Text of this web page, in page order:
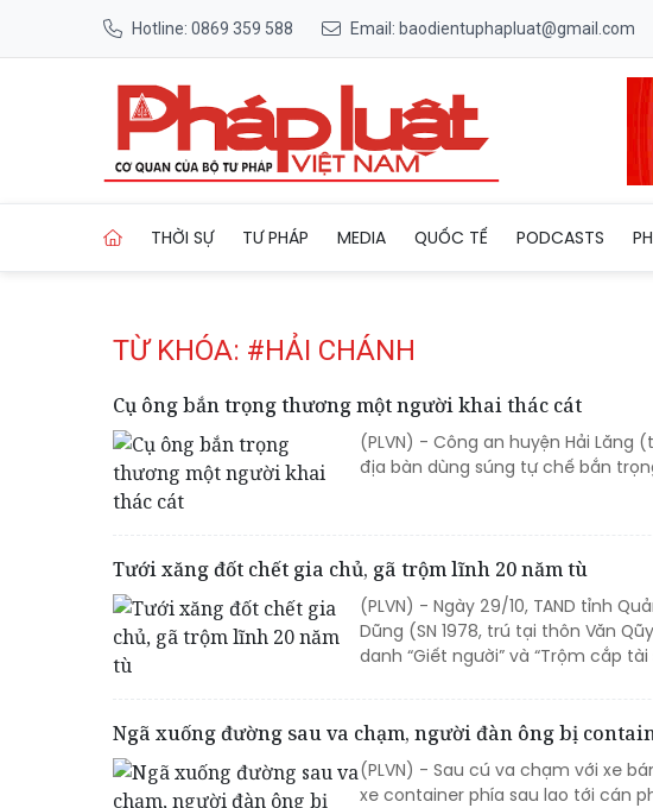
Hotline: 0869 359 588 Email: baodientuphapluat@gmail.com
THỜI SỰ TƯ PHÁP MEDIA QUỐC TẾ PODCASTS
TỪ KHÓA: #HẢI CHÁNH
Cụ ông bắn trọng thương một người khai thác cát
(PLVN) - Công an huyện Hải
địa bàn dùng súng tự chế bắn
Tưới xăng đốt chết gia chủ, gã trộm lĩnh 20 năm tù
(PLVN) - Ngày 29/10, TAND tỉnh
Dũng (SN 1978, trú tại thôn Văn
danh “Giết người” và “Trộm cắp tài
Ngã xuống đường sau va chạm, người đàn ông bị
(PLVN) - Sau cú va chạm với xe
xe container phía sau lao tới cán